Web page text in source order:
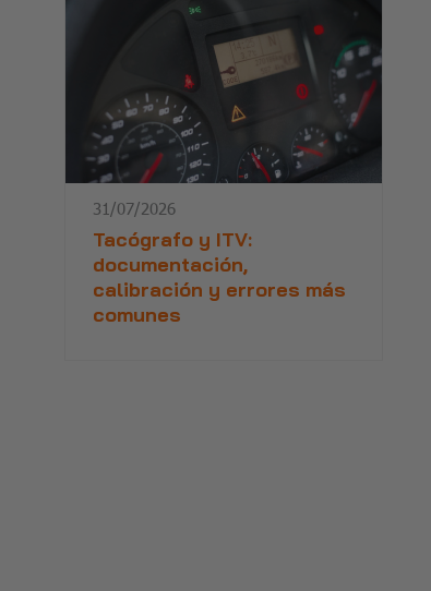
31/07/2026
Tacógrafo y ITV:
documentación,
calibración y errores más
comunes